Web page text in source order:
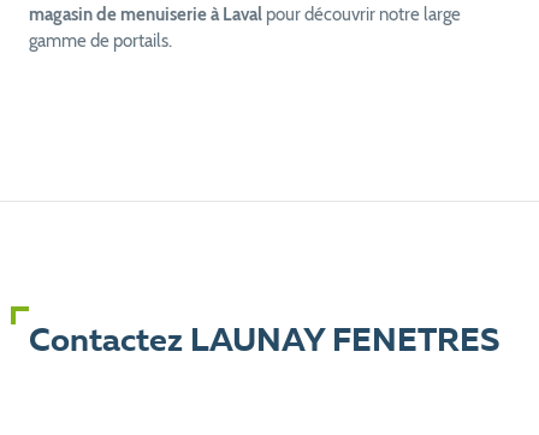
magasin de menuiserie à Lavalpour découvrir notre large
gamme de portails.
Contactez LAUNAY FENETRES